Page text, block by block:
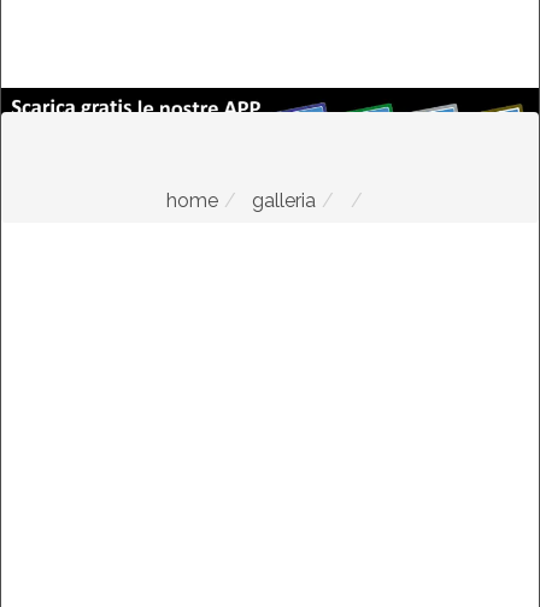
home galleria